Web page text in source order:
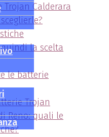
Calderara
la scelta
le batterie
Trojan
Reno: quali le